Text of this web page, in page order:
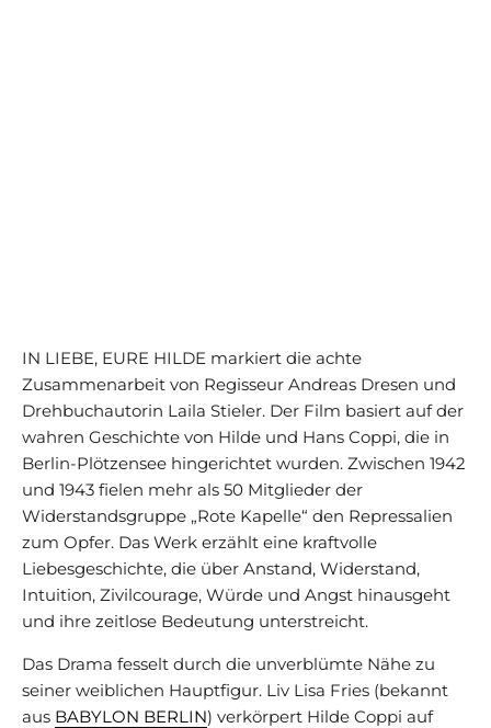
IN LIEBE, EURE HILDE markiert die achte
Zusammenarbeit von Regisseur Andreas Dresen und
Drehbuchautorin Laila Stieler. Der Film basiert auf der
wahren Geschichte von Hilde und Hans Coppi, die in
Berlin-Plötzensee hingerichtet wurden. Zwischen 1942
und 1943 fielen mehr als 50 Mitglieder der
Widerstandsgruppe „Rote Kapelle“ den Repressalien
zum Opfer. Das Werk erzählt eine kraftvolle
Liebesgeschichte, die über Anstand, Widerstand,
Intuition, Zivilcourage, Würde und Angst hinausgeht
und ihre zeitlose Bedeutung unterstreicht.
Das Drama fesselt durch die unverblümte Nähe zu
seiner weiblichen Hauptfigur. Liv Lisa Fries (bekannt
aus BABYLON BERLIN) verkörpert Hilde Coppi auf